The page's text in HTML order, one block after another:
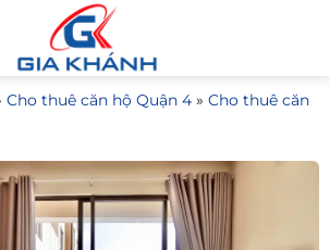
Cho thuê căn hộ Quận 4 » Cho thuê căn